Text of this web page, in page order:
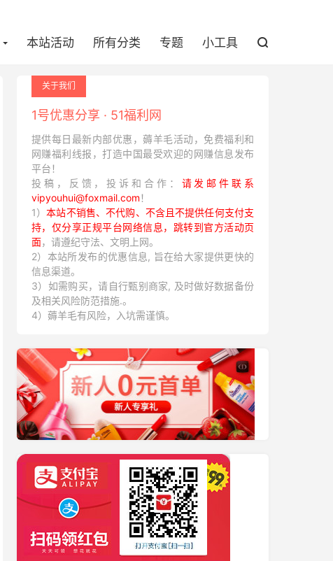
本站活动 所有分类 专题 小工具 
关于我们
1号优惠分享 · 51福利网
提供每日最新内部优惠，薅羊毛活动，免费福利和
网赚福利线报，打造中国最受欢迎的网赚信息发布
平台！
投稿，反馈，投诉和合作： 请发邮件联系
vipyouhui@foxmail.com！
1）本站不销售、不代购、不含且不提供任何支付支
持，仅分享正规平台网络信息，跳转到官方活动页
面，请遵纪守法、文明上网。
2）本站所发布的优惠信息, 旨在给大家提供更快的
信息渠道。
3）如需购买，请自行甄别商家, 及时做好数据备份
及相关风险防范措施.。
4）薅羊毛有风险，入坑需谨慎。